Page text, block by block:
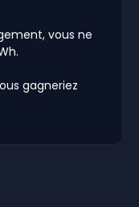
vous ne
gagneriez